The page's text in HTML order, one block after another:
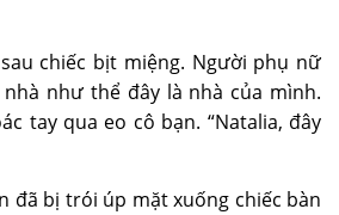
chiếc bịt miệng. Người phụ nữ
như thể đây là nhà của mình.
tay qua eo cô bạn. “Natalia, đây
đã bị trói úp mặt xuống chiếc bàn